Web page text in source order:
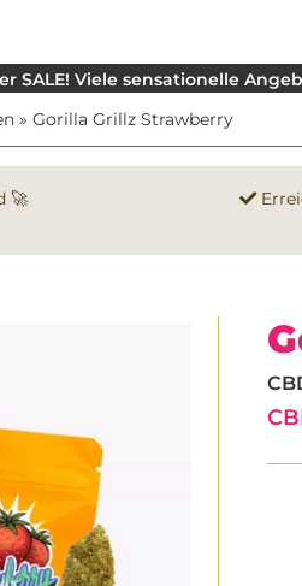
SALE! Viele sensationelle
» Gorilla Grillz Strawberry
🚀